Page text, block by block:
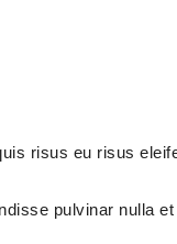
risus eu risus
pulvinar nulla